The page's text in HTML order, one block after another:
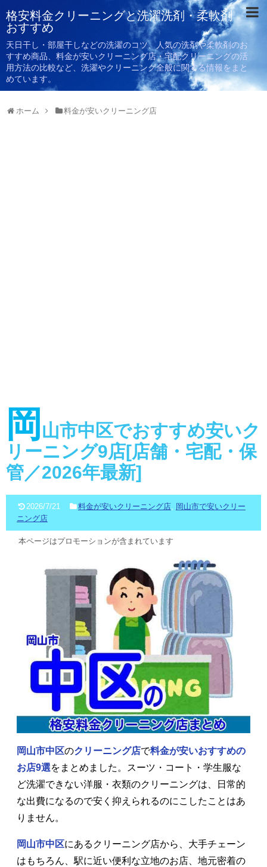
格安料金クリーニングと洗濯洗剤・柔軟剤
おすすめ
天日干し・部屋干しなどの洗濯のコツ、人気の洗剤や柔軟剤のお
すすめ商品、料金が安いクリーニング店・宅配クリーニングの活
用方法の比較など、洗濯やクリーニング全般に関する情報をまと
めています。
ホーム 料金が安いクリーニング店
岡 山市中区でおすすめ安いク
リーニング9店[店舗・宅配・保
管／2026年最新]
2026/7/21 料金が安いクリーニング店, 岡山市で安いクリー
ニング店
本ページはプロモーションが含まれています
岡山市中区のクリーニング店で料金が安いおすすめの
お店9選をまとめました。スーツ・コート・学生服な
ど洗濯できない洋服・衣類のクリーニングは、日常的
な出費になるので安く抑えられるのにこしたことはあ
りません。
岡山市中区にあるクリーニング店から、大手チェーン
はもちろん、駅に近い便利な立地のお店、地元密着の